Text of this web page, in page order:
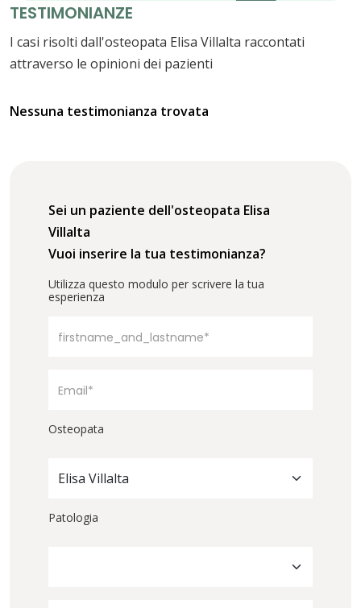
TESTIMONIANZE
I casi risolti dall'osteopata Elisa Villalta raccontati
attraverso le opinioni dei pazienti
Nessuna testimonianza trovata
Sei un paziente dell'osteopata Elisa
Villalta
Vuoi inserire la tua testimonianza?
Utilizza questo modulo per scrivere la tua
esperienza
Osteopata
Elisa Villalta
Patologia